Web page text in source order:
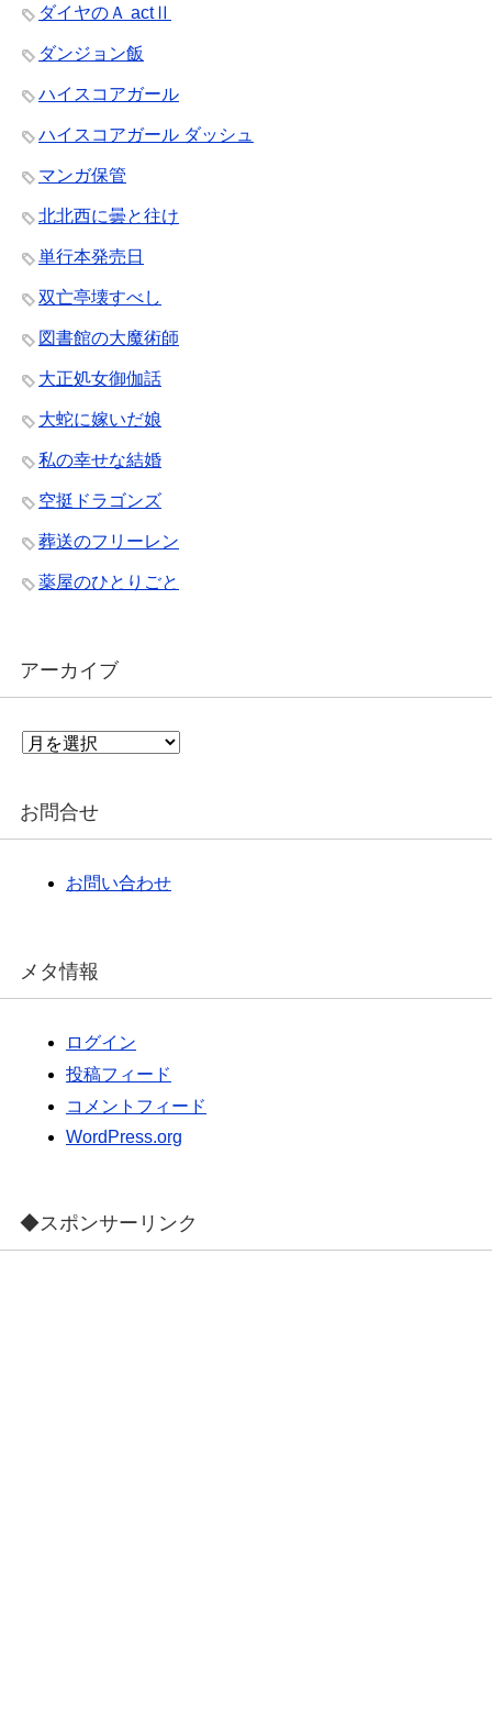
ダイヤのＡ actⅡ
ダンジョン飯
ハイスコアガール
ハイスコアガール ダッシュ
マンガ保管
北北西に曇と往け
単行本発売日
双亡亭壊すべし
図書館の大魔術師
大正処女御伽話
大蛇に嫁いだ娘
私の幸せな結婚
空挺ドラゴンズ
葬送のフリーレン
薬屋のひとりごと
アーカイブ
ア
イ
お問合せ
お問い合わせ
メタ情報
ログイン
投稿フィード
コメントフィード
WordPress.org
◆スポンサーリンク